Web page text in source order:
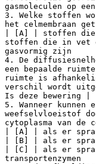
gasmoleculen op
3. Welke stoffen
het celmembraan
| [A] | stoffen
stoffen die in vet
gasvormig zijn
4. De
een bepaalde
ruimte is
verschil wordt
Is deze
5. Wanneer
weefselvloeistof
cytoplasma van de
| [A] | als er
| [B] | als er
| [C] | als er
transportenzymen